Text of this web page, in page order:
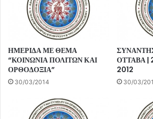
ΗΜΕΡΙΔΑ ΜΕ ΘΕΜΑ
“ΚΟΙΝΩΝΙΑ ΠΟΛΙΤΩΝ ΚΑΙ
ΟΡΘΟΔΟΞΙΑ”
30/03/2014
ΟΤΤΑΒΑ |
2012
30/03/